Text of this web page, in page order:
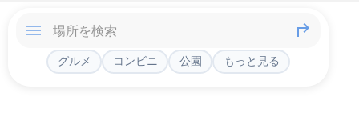
グルメ コンビニ 公園 もっと見る